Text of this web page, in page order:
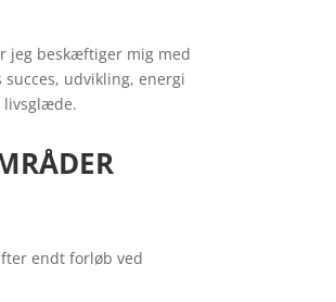
jeg beskæftiger mig med
udvikling, energi
livsglæde.
endt forløb ved